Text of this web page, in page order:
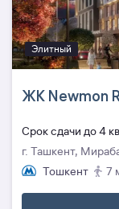
Элитный
ЖК Newmon
Cрок сдачи до 4
г. Ташкент,
Тошкент
7